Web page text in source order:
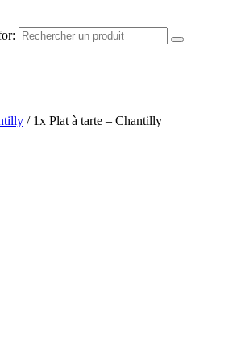
/ 1x Plat à tarte – Chantilly